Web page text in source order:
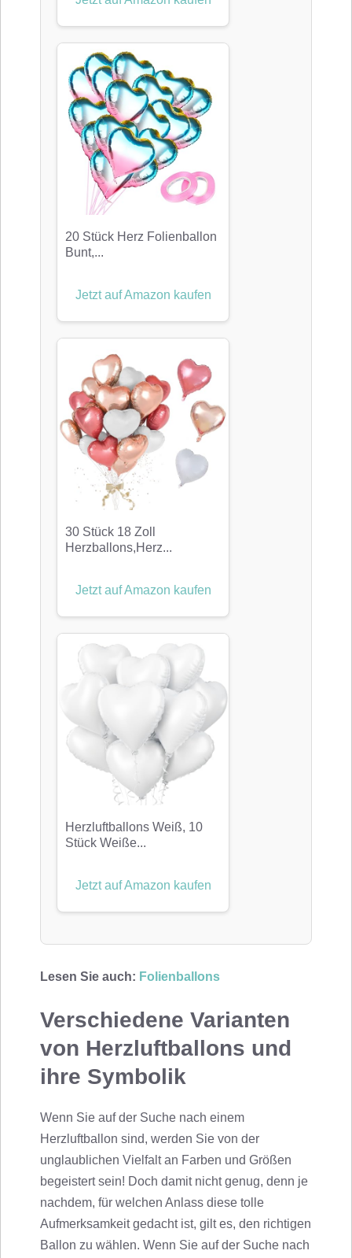
20 Stück Herz Folienballon
Bunt,...
Jetzt auf Amazon kaufen
30 Stück 18 Zoll
Herzballons,Herz...
Jetzt auf Amazon kaufen
Herzluftballons Weiß, 10
Stück Weiße...
Jetzt auf Amazon kaufen
Lesen Sie auch: Folienballons
Verschiedene Varianten
von Herzluftballons und
ihre Symbolik
Wenn Sie auf der Suche nach einem
Herzluftballon sind, werden Sie von der
unglaublichen Vielfalt an Farben und Größen
begeistert sein! Doch damit nicht genug, denn je
nachdem, für welchen Anlass diese tolle
Aufmerksamkeit gedacht ist, gilt es, den richtigen
Ballon zu wählen. Wenn Sie auf der Suche nach